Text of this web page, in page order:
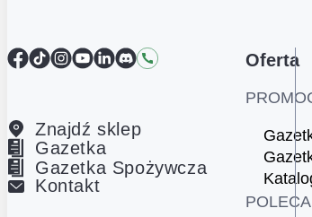
Facebook
TikTokInstagram
YouTube
LinkedIn
DiscordKontakt
Znajdź sklep
Gazetka
Gazetka Spożywcza
Kontakt
Oferta